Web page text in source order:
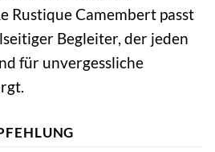
Rustique Camembert passt
Begleiter, der jeden
für unvergessliche